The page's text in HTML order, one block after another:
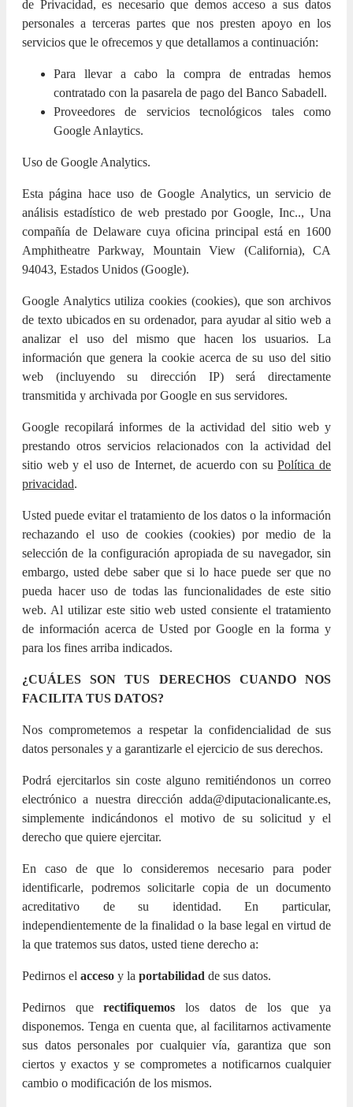
de Privacidad, es necesario que demos acceso a sus datos
personales a terceras partes que nos presten apoyo en los
servicios que le ofrecemos y que detallamos a continuación:
Para llevar a cabo la compra de entradas hemos
contratado con la pasarela de pago del Banco Sabadell.
Proveedores de servicios tecnológicos tales como
Google Anlaytics.
Uso de Google Analytics.
Esta página hace uso de Google Analytics, un servicio de
análisis estadístico de web prestado por Google, Inc.., Una
compañía de Delaware cuya oficina principal está en 1600
Amphitheatre Parkway, Mountain View (California), CA
94043, Estados Unidos (Google).
Google Analytics utiliza cookies (cookies), que son archivos
de texto ubicados en su ordenador, para ayudar al sitio web a
analizar el uso del mismo que hacen los usuarios. La
información que genera la cookie acerca de su uso del sitio
web (incluyendo su dirección IP) será directamente
transmitida y archivada por Google en sus servidores.
Google recopilará informes de la actividad del sitio web y
prestando otros servicios relacionados con la actividad del
sitio web y el uso de Internet, de acuerdo con suPolítica de
privacidad.
Usted puede evitar el tratamiento de los datos o la información
rechazando el uso de cookies (cookies) por medio de la
selección de la configuración apropiada de su navegador, sin
embargo, usted debe saber que si lo hace puede ser que no
pueda hacer uso de todas las funcionalidades de este sitio
web. Al utilizar este sitio web usted consiente el tratamiento
de información acerca de Usted por Google en la forma y
para los fines arriba indicados.
¿CUÁLES SON TUS DERECHOS CUANDO NOS
FACILITA TUS DATOS?
Nos comprometemos a respetar la confidencialidad de sus
datos personales y a garantizarle el ejercicio de sus derechos.
Podrá ejercitarlos sin coste alguno remitiéndonos un correo
electrónico a nuestra dirección adda@diputacionalicante.es,
simplemente indicándonos el motivo de su solicitud y el
derecho que quiere ejercitar.
En caso de que lo consideremos necesario para poder
identificarle, podremos solicitarle copia de un documento
acreditativo de su identidad. En particular,
independientemente de la finalidad o la base legal en virtud de
la que tratemos sus datos, usted tiene derecho a:
Pedirnos el acceso y la portabilidad de sus datos.
Pedirnos querectifiquemos los datos de los que ya
disponemos. Tenga en cuenta que, al facilitarnos activamente
sus datos personales por cualquier vía, garantiza que son
ciertos y exactos y se comprometes a notificarnos cualquier
cambio o modificación de los mismos.